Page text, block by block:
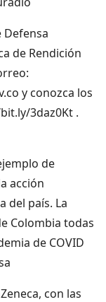
Defensa
de Rendición
y conozca los
3daz0Kt .
de
acción
del país. La
Colombia todas
de COVID
con las